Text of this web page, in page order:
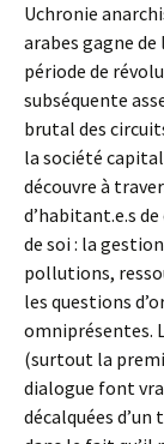
Uchronie
arabes gagne de
période de
subséquente
brutal des
la société
découvre à
d’habitant.e.s
de soi : la
pollutions,
les questions
omniprésentes.
(surtout la
dialogue font
décalquées